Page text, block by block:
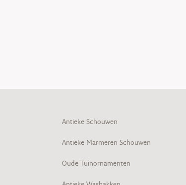
Antieke Schouwen
Antieke Marmeren Schouwen
Oude Tuinornamenten